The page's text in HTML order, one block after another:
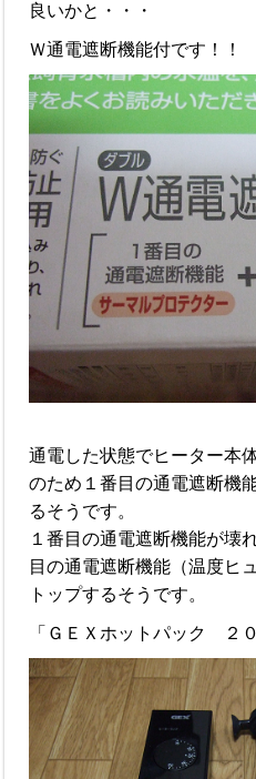
良いかと・・・
Ｗ通電遮断機能付です！！
通電した状態でヒーター本
のため１番目の通電遮断機
るそうです。
１番目の通電遮断機能が壊
目の通電遮断機能（温度ヒ
トップするそうです。
「ＧＥＸホットパック ２